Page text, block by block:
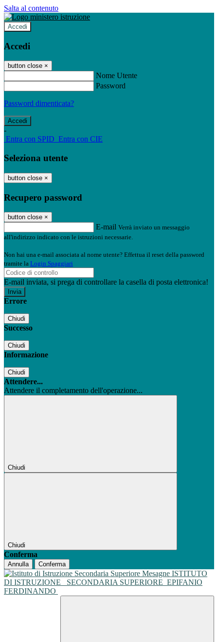
Salta al contenuto
Accedi
Accedi
button close ×
Nome Utente
Password
Password dimenticata?
-
Entra con SPID Entra con CIE
Seleziona utente
button close ×
Recupero password
button close ×
E-mail Verrà inviato un messaggio
all'indirizzo indicato con le istruzioni necessarie.
Non hai una e-mail associata al nome utente? Effettua il reset della password
tramite la Login Spaggiari
E-mail inviata, si prega di controllare la casella di posta elettronica!
Errore
Chiudi
Successo
Chiudi
Informazione
Chiudi
Attendere...
Attendere il completamento dell'operazione...
Chiudi
Chiudi
Conferma
Annulla Conferma
ISTITUTO
DI ISTRUZIONE
SECONDARIA SUPERIORE EPIFANIO
FERDINANDO